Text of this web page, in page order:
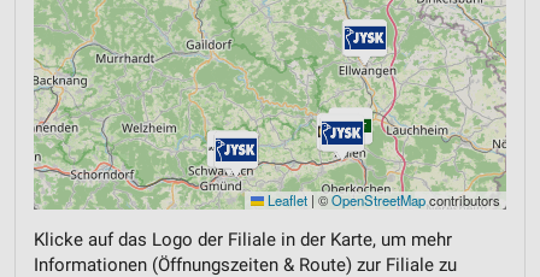
Leaflet | ©OpenStreetMapcontributors
Klicke auf das Logo der Filiale in der Karte, um mehr
Informationen (Öffnungszeiten & Route) zur Filiale zu